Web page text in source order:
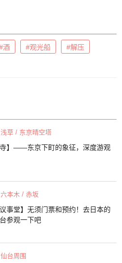
酒 #观光船 #解压
浅草 / 东京晴空塔
寺】——东京下町的象征，深度游观
六本木 / 赤坂
议事堂】无须门票和预约！去日本的
参观一下吧
仙台周围